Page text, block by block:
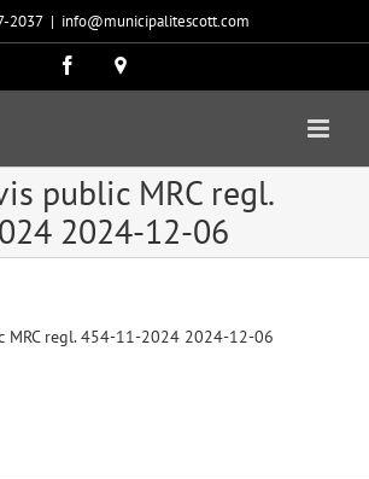
2037 | info@municipalitescott.com
Facebook
Carte
public MRC regl.
2024-12-06
MRC regl. 454-11-2024 2024-12-06